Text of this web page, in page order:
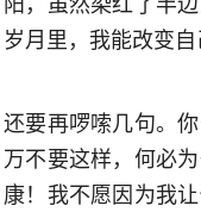
岁月里，我能改变
还要再啰嗦几句。
万不要这样，何必
康！我不愿因为我